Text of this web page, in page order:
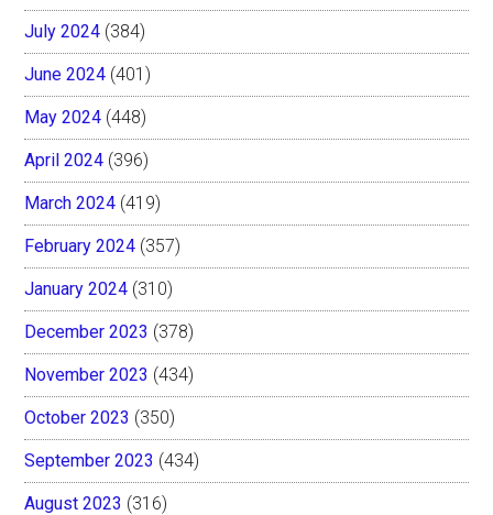
July 2024 (384)
June 2024 (401)
May 2024 (448)
April 2024 (396)
March 2024 (419)
February 2024 (357)
January 2024 (310)
December 2023 (378)
November 2023 (434)
October 2023 (350)
September 2023 (434)
August 2023 (316)